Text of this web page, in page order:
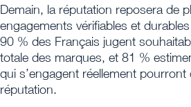
Demain, la réputation reposera de
engagements vérifiables et
90 % des Français jugent
totale des marques, et 81 %
qui s’engagent réellement
réputation.